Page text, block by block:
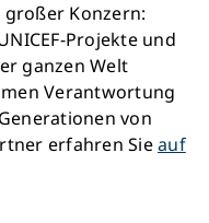
Konzern:
Projekte und
ganzen Welt
Verantwortung
von
erfahren Sieauf